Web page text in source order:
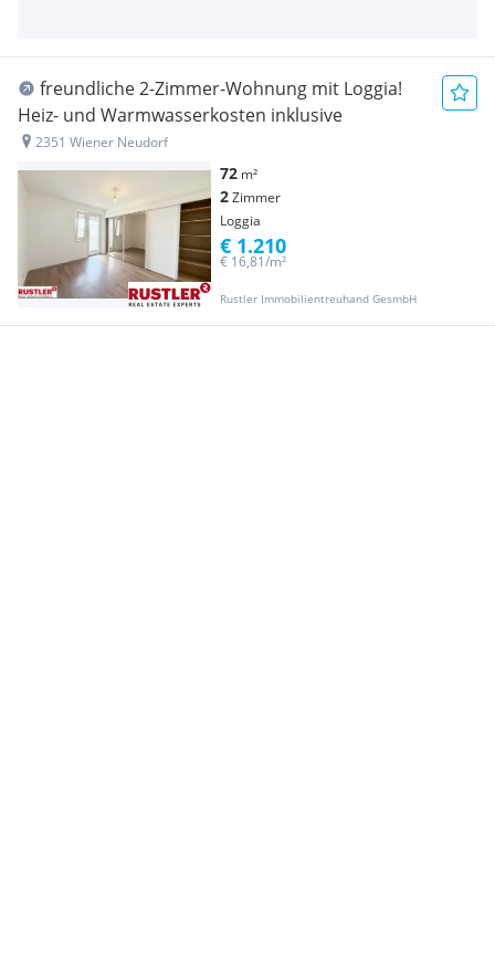
freundliche 2-Zimmer-Wohnung mit Loggia!
Heiz- und Warmwasserkosten inklusive
2351 Wiener Neudorf
72 m²
2Zimmer
Loggia
Rustler Immobilientreuhand GesmbH
€ 16,81/m²
€ 1.210